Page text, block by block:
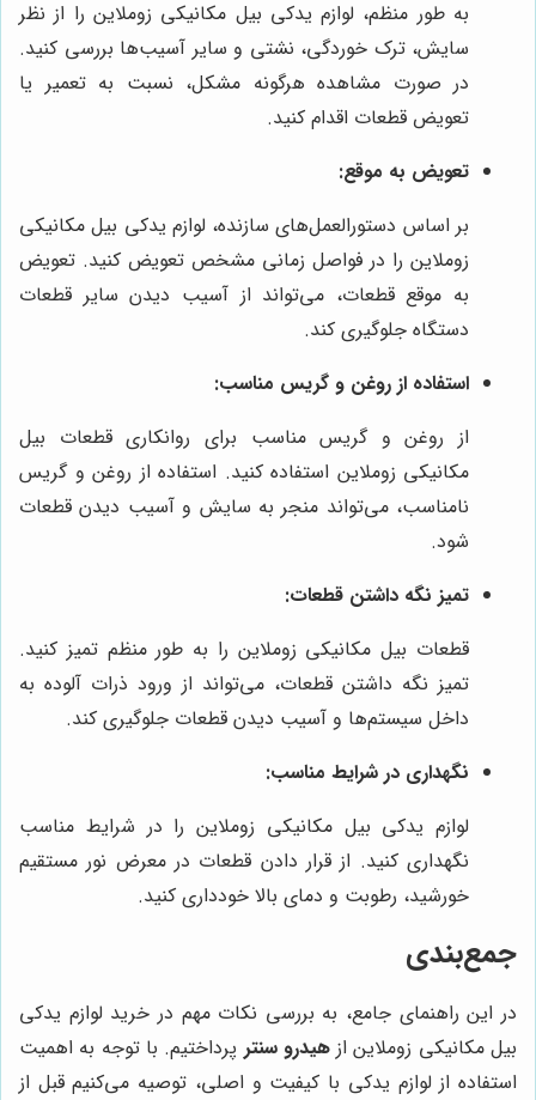
به طور منظم، لوازم یدکی بیل مکانیکی زوملاین را از نظر
سایش، ترک خوردگی، نشتی و سایر آسیب‌ها بررسی کنید.
در صورت مشاهده هرگونه مشکل، نسبت به تعمیر یا
تعویض قطعات اقدام کنید.
تعویض به موقع:
بر اساس دستورالعمل‌های سازنده، لوازم یدکی بیل مکانیکی
زوملاین را در فواصل زمانی مشخص تعویض کنید. تعویض
به موقع قطعات، می‌تواند از آسیب دیدن سایر قطعات
دستگاه جلوگیری کند.
استفاده از روغن و گریس مناسب:
از روغن و گریس مناسب برای روانکاری قطعات بیل
مکانیکی زوملاین استفاده کنید. استفاده از روغن و گریس
نامناسب، می‌تواند منجر به سایش و آسیب دیدن قطعات
شود.
تمیز نگه داشتن قطعات:
قطعات بیل مکانیکی زوملاین را به طور منظم تمیز کنید.
تمیز نگه داشتن قطعات، می‌تواند از ورود ذرات آلوده به
داخل سیستم‌ها و آسیب دیدن قطعات جلوگیری کند.
نگهداری در شرایط مناسب:
لوازم یدکی بیل مکانیکی زوملاین را در شرایط مناسب
نگهداری کنید. از قرار دادن قطعات در معرض نور مستقیم
خورشید، رطوبت و دمای بالا خودداری کنید.
جمع‌بندی
در این راهنمای جامع، به بررسی نکات مهم در خرید لوازم یدکی
بیل مکانیکی زوملاین ازهیدرو سنتر پرداختیم. با توجه به اهمیت
استفاده از لوازم یدکی با کیفیت و اصلی، توصیه می‌کنیم قبل از